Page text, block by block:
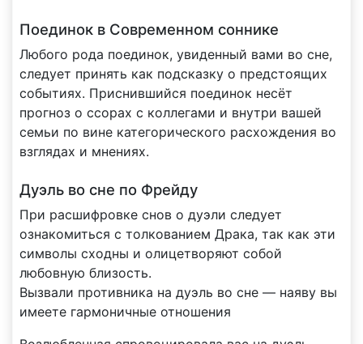
Поединок в Современном соннике
Любого рода поединок, увиденный вами во сне,
следует принять как подсказку о предстоящих
событиях. Приснившийся поединок несёт
прогноз о ссорах с коллегами и внутри вашей
семьи по вине категорического расхождения во
взглядах и мнениях.
Дуэль во сне по Фрейду
При расшифровке снов о дуэли следует
ознакомиться с толкованием Драка, так как эти
символы сходны и олицетворяют собой
любовную близость.
Вызвали противника на дуэль во сне — наяву вы
имеете гармоничные отношения